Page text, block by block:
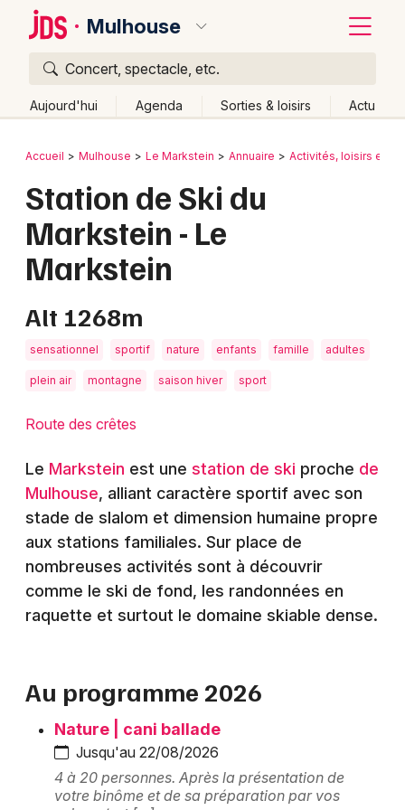
Mulhouse
Concert, spectacle, etc.
Aujourd'hui Agenda Sorties & loisirs Actu
Publier un événement
Grands événements
Activité & Expérience
Manifestations
Concerts
Sports
Soirées
Sorties famille
Sorties & loisirs
Equipements sportifs dans le Haut-Rhin
Equipements sportifs en Alsace
Bordeaux
Colmar
Lille
Mulhouse
Nice
Paris
Strasbourg
Toulouse
Retour
Accueil Mulhouse Le Markstein Annuaire Activités, loisirs et
Station de Ski du
Markstein - Le
Markstein
Alt 1268m
sensationnel sportif nature enfants famille adultes
plein air montagne saison hiver sport
Route des crêtes
Le Markstein est une station de ski proche de
Mulhouse, alliant caractère sportif avec son
stade de slalom et dimension humaine propre
aux stations familiales. Sur place de
nombreuses activités sont à découvrir
comme le ski de fond, les randonnées en
raquette et surtout le domaine skiable dense.
Au programme 2026
Nature | cani ballade
Jusqu'au 22/08/2026
4 à 20 personnes. Après la présentation de
votre binôme et de sa préparation par vos
Quoi ?
Où ?
Partout
Près de moi Changer de lieu
Quand ?
Aujourd'hui
Demain